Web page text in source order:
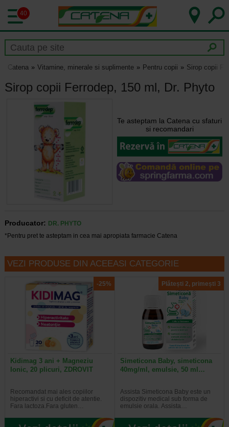
40
Catena Vitamine, minerale si suplimente Pentru copii Sirop copii
Sirop copii Ferrodep, 150 ml, Dr. Phyto
Te asteptam la Catena cu sfaturi
si recomandari
Producator:
DR. PHYTO
*Pentru pret te asteptam in cea mai apropiata farmacie Catena
VEZI PRODUSE DIN ACEEASI CATEGORIE
-25%
Kidimag 3 ani + Magneziu
Ionic, 20 plicuri, ZDROVIT
Recomandat mai ales copiilor
hiperactivi si cu deficit de atentie.
Fara lactoza.Fara gluten…
Plătești 2, primești 3
Simeticona Baby, simeticona
40mg/ml, emulsie, 50 ml…
Assista Simeticona Baby este un
dispozitiv medical sub forma de
emulsie orala. Assista…